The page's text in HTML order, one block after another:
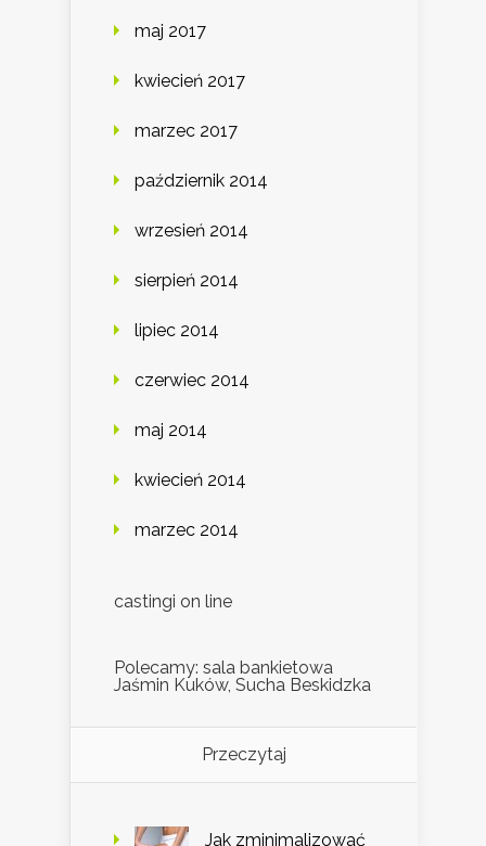
maj 2017
kwiecień 2017
marzec 2017
październik 2014
wrzesień 2014
sierpień 2014
lipiec 2014
czerwiec 2014
maj 2014
kwiecień 2014
marzec 2014
castingi on line
Polecamy: sala bankietowa
Jaśmin Kuków, Sucha Beskidzka
Przeczytaj
Jak zminimalizować